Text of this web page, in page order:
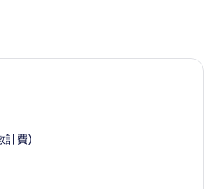
基本單人房 | 高級寢具、羽絨被、舒適
計費)